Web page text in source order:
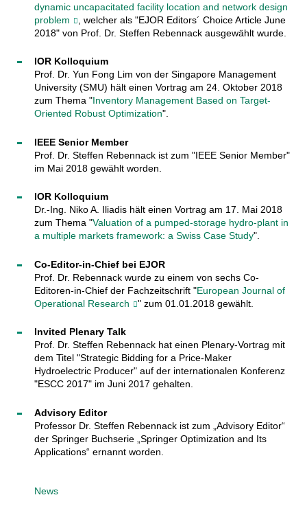
dynamic uncapacitated facility location and network design
problem
, welcher als "EJOR Editors´ Choice Article June
2018" von Prof. Dr. Steffen Rebennack ausgewählt wurde.
IOR Kolloquium
Prof. Dr. Yun Fong Lim von der Singapore Management
University (SMU) hält einen Vortrag am 24. Oktober 2018
zum Thema "Inventory Management Based on Target-
Oriented Robust Optimization".
IEEE Senior Member
Prof. Dr. Steffen Rebennack ist zum "IEEE Senior Member"
im Mai 2018 gewählt worden.
IOR Kolloquium
Dr.-Ing. Niko A. Iliadis hält einen Vortrag am 17. Mai 2018
zum Thema "Valuation of a pumped-storage hydro-plant in
a multiple markets framework: a Swiss Case Study".
Co-Editor-in-Chief bei EJOR
Prof. Dr. Rebennack wurde zu einem von sechs Co-
Editoren-in-Chief der Fachzeitschrift "European Journal of
Operational Research
" zum 01.01.2018 gewählt.
Invited Plenary Talk
Prof. Dr. Steffen Rebennack hat einen Plenary-Vortrag mit
dem Titel "Strategic Bidding for a Price-Maker
Hydroelectric Producer" auf der internationalen Konferenz
"ESCC 2017" im Juni 2017 gehalten.
Advisory Editor
Professor Dr. Steffen Rebennack ist zum „Advisory Editor“
der Springer Buchserie „Springer Optimization and Its
Applications“ ernannt worden.
News